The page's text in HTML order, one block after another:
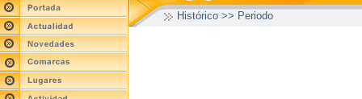
Histórico >> Periodo